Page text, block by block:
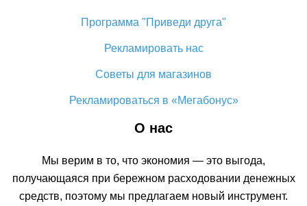
Программа "Приведи друга"
Рекламировать нас
Советы для магазинов
Рекламироваться в «Мегабонус»
О нас
Мы верим в то, что экономия — это выгода,
получающаяся при бережном расходовании денежных
средств, поэтому мы предлагаем новый инструмент.